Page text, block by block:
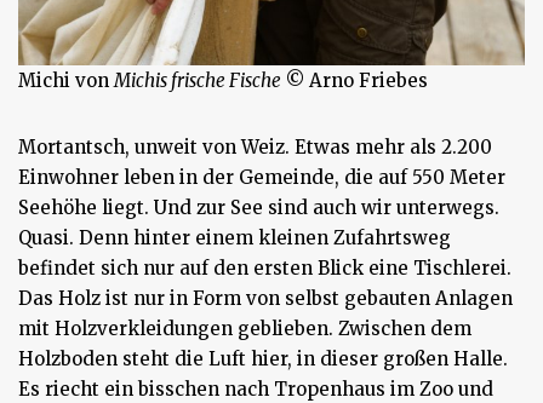
Michi vonMichis frische Fische © Arno Friebes
Mortantsch, unweit von Weiz. Etwas mehr als 2.200
Einwohner leben in der Gemeinde, die auf 550 Meter
Seehöhe liegt. Und zur See sind auch wir unterwegs.
Quasi. Denn hinter einem kleinen Zufahrtsweg
befindet sich nur auf den ersten Blick eine Tischlerei.
Das Holz ist nur in Form von selbst gebauten Anlagen
mit Holzverkleidungen geblieben. Zwischen dem
Holzboden steht die Luft hier, in dieser großen Halle.
Es riecht ein bisschen nach Tropenhaus im Zoo und